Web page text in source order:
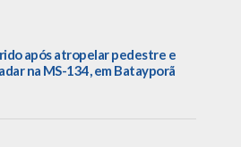
após atropelar pedestre e
na MS-134, em Batayporã